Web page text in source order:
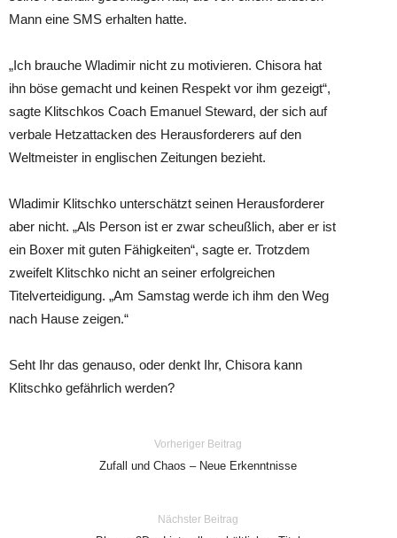
Mann eine SMS erhalten hatte.
„Ich brauche Wladimir nicht zu motivieren. Chisora hat
ihn böse gemacht und keinen Respekt vor ihm gezeigt“,
sagte Klitschkos Coach Emanuel Steward, der sich auf
verbale Hetzattacken des Herausforderers auf den
Weltmeister in englischen Zeitungen bezieht.
Wladimir Klitschko unterschätzt seinen Herausforderer
aber nicht. „Als Person ist er zwar scheußlich, aber er ist
ein Boxer mit guten Fähigkeiten“, sagte er. Trotzdem
zweifelt Klitschko nicht an seiner erfolgreichen
Titelverteidigung. „Am Samstag werde ich ihm den Weg
nach Hause zeigen.“
Seht Ihr das genauso, oder denkt Ihr, Chisora kann
Klitschko gefährlich werden?
Vorheriger Beitrag
Zufall und Chaos – Neue Erkenntnisse
Nächster Beitrag